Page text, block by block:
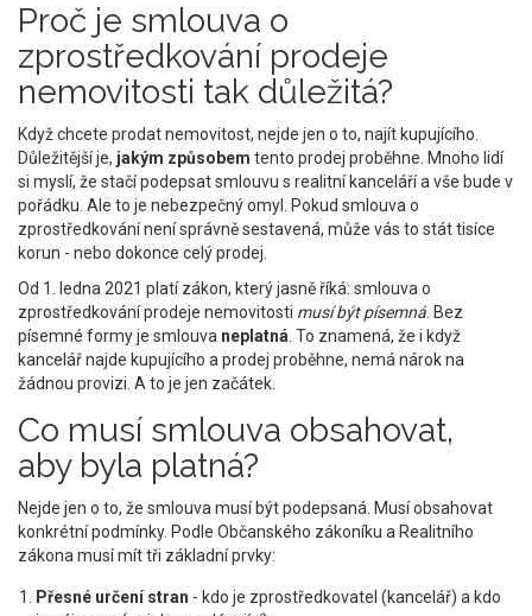
Proč je smlouva o
zprostředkování prodeje
nemovitosti tak důležitá?
Když chcete prodat nemovitost, nejde jen o to, najít kupujícího.
Důležitější je, jakým způsobem tento prodej proběhne. Mnoho lidí
si myslí, že stačí podepsat smlouvu s realitní kanceláří a vše bude v
pořádku. Ale to je nebezpečný omyl. Pokud smlouva o
zprostředkování není správně sestavená, může vás to stát tisíce
korun - nebo dokonce celý prodej.
Od 1. ledna 2021 platí zákon, který jasně říká: smlouva o
zprostředkování prodeje nemovitosti musí být písemná. Bez
písemné formy je smlouva neplatná . To znamená, že i když
kancelář najde kupujícího a prodej proběhne, nemá nárok na
žádnou provizi. A to je jen začátek.
Co musí smlouva obsahovat,
aby byla platná?
Nejde jen o to, že smlouva musí být podepsaná. Musí obsahovat
konkrétní podmínky. Podle Občanského zákoníku a Realitního
zákona musí mít tři základní prvky:
Přesné určení stran - kdo je zprostředkovatel (kancelář) a kdo